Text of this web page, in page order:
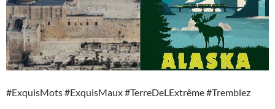
#ExquisMots #ExquisMaux #TerreDeLExtrême #Tremblez